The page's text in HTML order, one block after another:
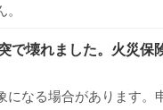
で壊れました。火災保
になる場合があります。